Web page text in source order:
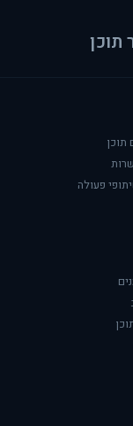
תוכן
תוכן
פעולה